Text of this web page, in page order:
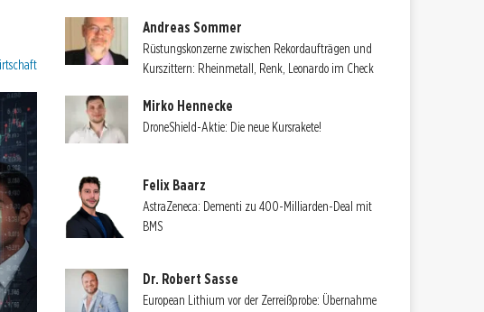
Andreas Sommer
Rüstungskonzerne zwischen Rekordaufträgen und
Kurszittern: Rheinmetall, Renk, Leonardo im Check
Mirko Hennecke
DroneShield-Aktie: Die neue Kursrakete!
Felix Baarz
AstraZeneca: Dementi zu 400-Milliarden-Deal mit
BMS
Dr. Robert Sasse
European Lithium vor der Zerreißprobe: Übernahme